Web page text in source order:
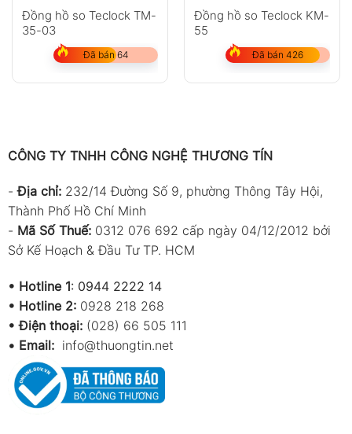
Đồng hồ so Teclock TM-
35-03
Đã bán 64
Đồng hồ so Teclock KM-
55
Đã bán 426
CÔNG TY TNHH CÔNG NGHỆ THƯƠNG TÍN
-Địa chỉ: 232/14 Đường Số 9, phường Thông Tây Hội,
Thành Phố Hồ Chí Minh
- Mã Số Thuế: 0312 076 692 cấp ngày 04/12/2012 bởi
Sở Kế Hoạch & Đầu Tư TP. HCM
• Hotline 1: 0944 2222 14
• Hotline 2: 0928 218 268
• Điện thoại: (028) 66 505 111
• Email: info@thuongtin.net